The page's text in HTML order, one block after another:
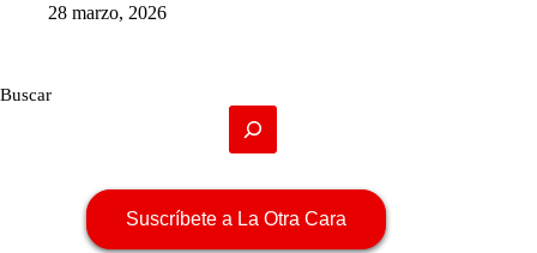
28 marzo, 2026
Buscar
Suscríbete a La Otra Cara